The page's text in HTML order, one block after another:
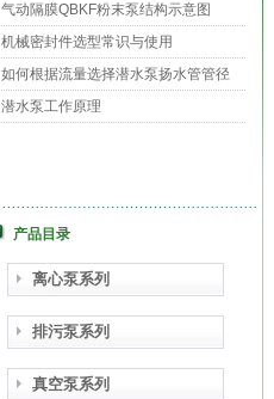
气动隔膜QBKF粉末泵结构示意图
机械密封件选型常识与使用
如何根据流量选择潜水泵扬水管管径
潜水泵工作原理
产品目录
离心泵系列
排污泵系列
真空泵系列